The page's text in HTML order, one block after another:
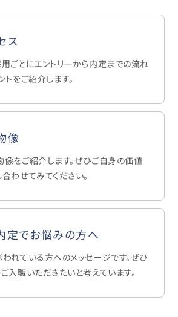
ス
ごとにエントリーから内定までの流れ
トをご紹介します。
像
をご紹介します。ぜひご自身の価値
わせてみてください。
定でお悩みの方へ
れている方へのメッセージです。ぜひ
入職いただきたいと考えています。